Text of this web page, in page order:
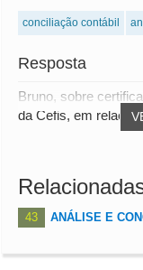
conciliação contábil
Resposta
Bruno, sobre
da Cefis, em
43 ANÁLISE E